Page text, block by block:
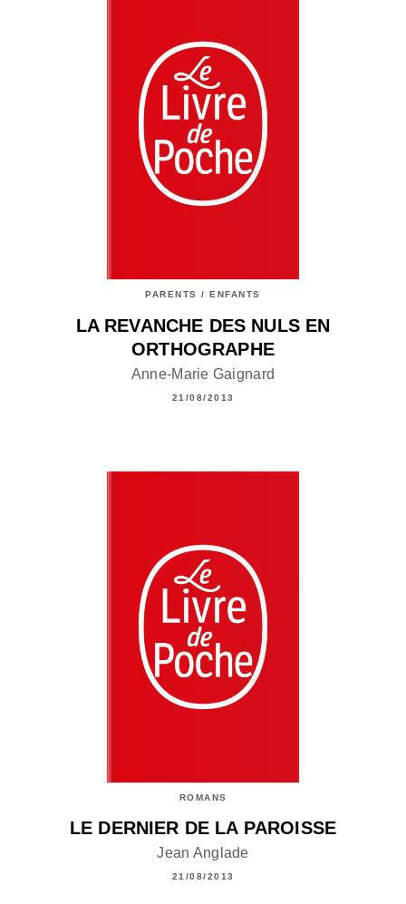
PARENTS / ENFANTS
LA REVANCHE DES NULS EN
ORTHOGRAPHE
Anne-Marie Gaignard
21/08/2013
ROMANS
LE DERNIER DE LA PAROISSE
Jean Anglade
21/08/2013